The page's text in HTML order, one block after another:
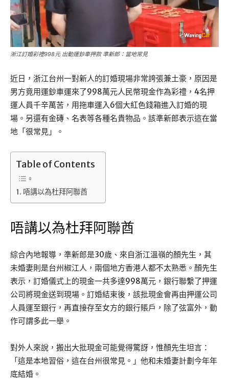
淅江訂婚彩禮998元 出動運鈔車押款 準新郎：當地常見
近日，浙江台州一對新人的訂婚現場非常誇張兼土豪，原因是
男方竟用運鈔車運來了998萬元人民幣現金作為彩禮，4名押
運人員千辛萬苦，用拖車運入6個大紅色錢箱進入訂婚的現
場。另還有金磚、名表等各種名貴物品。該準新郎表示這在當
地「很常見」。
Table of Contents
唔講以為杜拜阿聯酋
唔講以為杜拜阿聯酋
綜合內地報導，準新郎是30歲、來自浙江溫嶺的顏先生，其
未婚妻則是台州椒江人，兩個地方香港人都不太熟悉。顏先生
表示，訂婚儀式上的現金一共多達998萬元，銀行聯繫了押運
公司將現金送到現場。訂婚結束後，該批現金會再由押運公司
人員運至銀行，再直接存至女方的銀行賬戶，除了弦富外，動
作可謂多此一舉。
對外人來說，搬出大批現金可能覺得驚訝，惟顏先生坦言：
「這是本地習俗，這在台州很常見。」他和未婚妻計劃今年年
底結婚。